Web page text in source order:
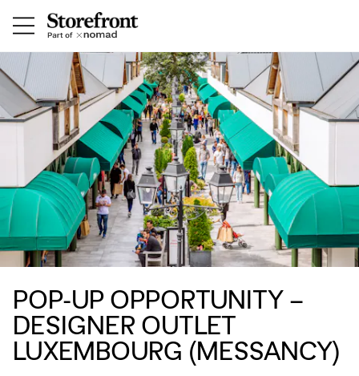
POP-UP OPPORTUNITY –
DESIGNER OUTLET
LUXEMBOURG (MESSANCY)